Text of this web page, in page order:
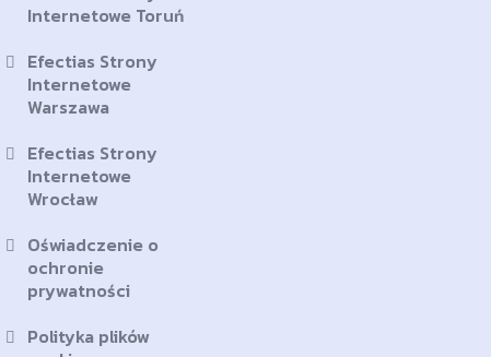
Internetowe Toruń
Efectias Strony
Internetowe
Warszawa
Efectias Strony
Internetowe
Wrocław
Oświadczenie o
ochronie
prywatności
Polityka plików